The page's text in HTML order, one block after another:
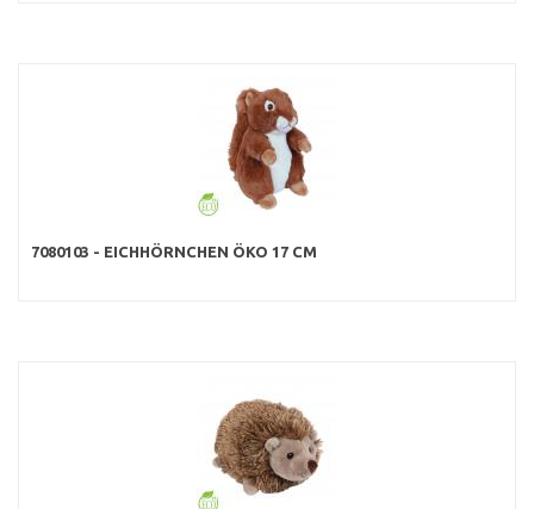
7080103 - EICHHÖRNCHEN ÖKO 17 CM